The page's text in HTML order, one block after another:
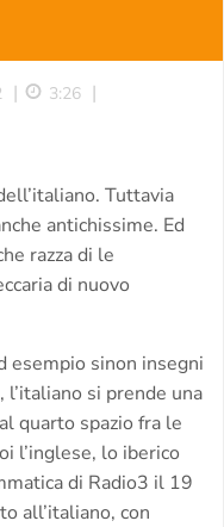
| 3:26 |
Tuttavia
antichissime. Ed
razza di le
di nuovo
esempio sinon insegni
si prende una
quarto spazio fra le
l’inglese, lo iberico
di Radio3 il 19
all’italiano, con